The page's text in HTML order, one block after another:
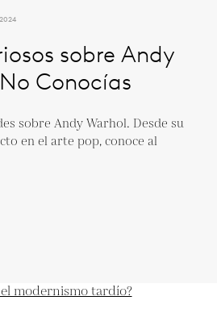
sobre Andy
Conocías
sobre Andy Warhol. Desde su
en el arte pop, conoce al